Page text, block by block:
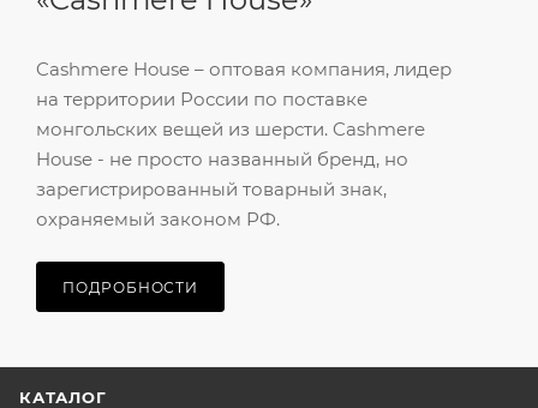
Cashmere House – оптовая компания, лидер
на территории России по поставке
монгольских вещей из шерсти. Cashmere
House - не просто названный бренд, но
зарегистрированный товарный знак,
охраняемый законом РФ.
ПОДРОБНОСТИ
КАТАЛОГ